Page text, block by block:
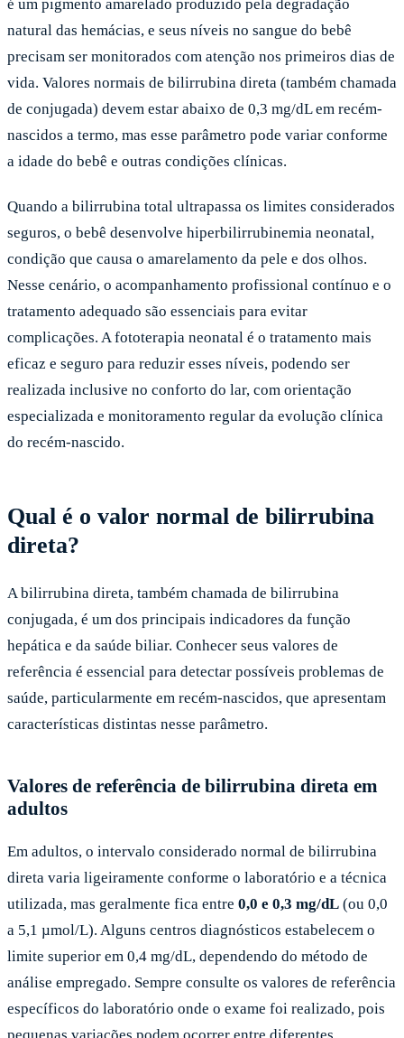
é um pigmento amarelado produzido pela degradação
natural das hemácias, e seus níveis no sangue do bebê
precisam ser monitorados com atenção nos primeiros dias de
vida. Valores normais de bilirrubina direta (também chamada
de conjugada) devem estar abaixo de 0,3 mg/dL em recém-
nascidos a termo, mas esse parâmetro pode variar conforme
a idade do bebê e outras condições clínicas.
Quando a bilirrubina total ultrapassa os limites considerados
seguros, o bebê desenvolve hiperbilirrubinemia neonatal,
condição que causa o amarelamento da pele e dos olhos.
Nesse cenário, o acompanhamento profissional contínuo e o
tratamento adequado são essenciais para evitar
complicações. A fototerapia neonatal é o tratamento mais
eficaz e seguro para reduzir esses níveis, podendo ser
realizada inclusive no conforto do lar, com orientação
especializada e monitoramento regular da evolução clínica
do recém-nascido.
Qual é o valor normal de bilirrubina
direta?
A bilirrubina direta, também chamada de bilirrubina
conjugada, é um dos principais indicadores da função
hepática e da saúde biliar. Conhecer seus valores de
referência é essencial para detectar possíveis problemas de
saúde, particularmente em recém-nascidos, que apresentam
características distintas nesse parâmetro.
Valores de referência de bilirrubina direta em
adultos
Em adultos, o intervalo considerado normal de bilirrubina
direta varia ligeiramente conforme o laboratório e a técnica
utilizada, mas geralmente fica entre 0,0 e 0,3 mg/dL (ou 0,0
a 5,1 µmol/L). Alguns centros diagnósticos estabelecem o
limite superior em 0,4 mg/dL, dependendo do método de
análise empregado. Sempre consulte os valores de referência
específicos do laboratório onde o exame foi realizado, pois